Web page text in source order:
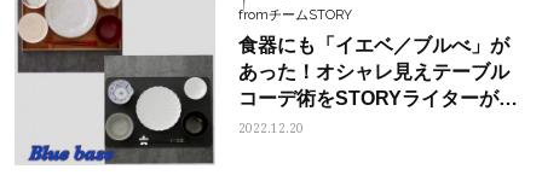
fromチームSTORY
食器にも「イエベ／ブルべ」が
あった！オシャレ見えテーブル
コーデ術をSTORYライターが体
験
2022.12.20